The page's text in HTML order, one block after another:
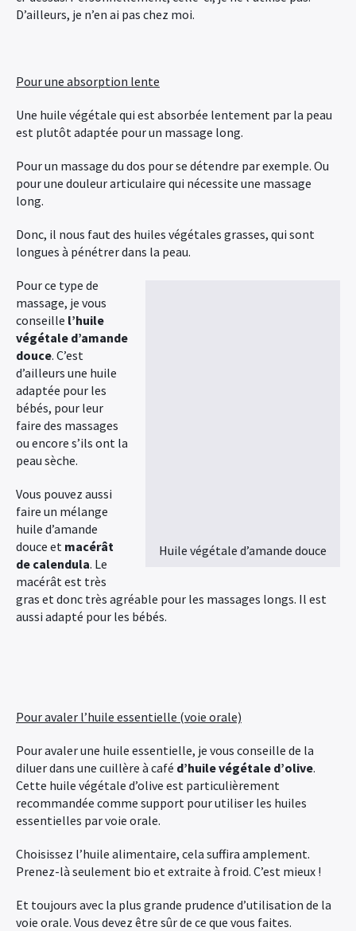
D’ailleurs, je n’en ai pas chez moi.
Pour une absorption lente
Une huile végétale qui est absorbée lentement par la peau
est plutôt adaptée pour un massage long.
Pour un massage du dos pour se détendre par exemple. Ou
pour une douleur articulaire qui nécessite une massage
long.
Donc, il nous faut des huiles végétales grasses, qui sont
longues à pénétrer dans la peau.
Huile végétale d’amande douce
Pour ce type de
massage, je vous
conseille l’huile
végétale d’amande
douce. C’est
d’ailleurs une huile
adaptée pour les
bébés, pour leur
faire des massages
ou encore s’ils ont la
peau sèche.
Vous pouvez aussi
faire un mélange
huile d’amande
douce et macérât
de calendula. Le
macérât est très
gras et donc très agréable pour les massages longs. Il est
aussi adapté pour les bébés.
Pour avaler l’huile essentielle (voie orale)
Pour avaler une huile essentielle, je vous conseille de la
diluer dans une cuillère à café d’huile végétale d’olive.
Cette huile végétale d’olive est particulièrement
recommandée comme support pour utiliser les huiles
essentielles par voie orale.
Choisissez l’huile alimentaire, cela suffira amplement.
Prenez-là seulement bio et extraite à froid. C’est mieux !
Et toujours avec la plus grande prudence d’utilisation de la
voie orale. Vous devez être sûr de ce que vous faites.